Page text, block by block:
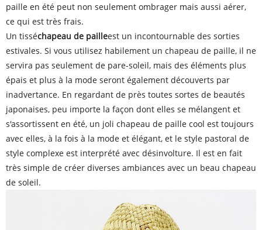
paille en été peut non seulement ombrager mais aussi aérer,
ce qui est très frais.
Un tisséchapeau de pailleest un incontournable des sorties
estivales. Si vous utilisez habilement un chapeau de paille, il ne
servira pas seulement de pare-soleil, mais des éléments plus
épais et plus à la mode seront également découverts par
inadvertance. En regardant de près toutes sortes de beautés
japonaises, peu importe la façon dont elles se mélangent et
s'assortissent en été, un joli chapeau de paille cool est toujours
avec elles, à la fois à la mode et élégant, et le style pastoral de
style complexe est interprété avec désinvolture. Il est en fait
très simple de créer diverses ambiances avec un beau chapeau
de soleil.